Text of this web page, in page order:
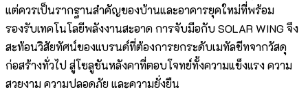
แต่ควรเป็นรากฐานสำคัญของบ้านและอาคารยุคใหม่ที่พร้อม
รองรับเทคโนโลยีพลังงานสะอาด การจับมือกับ SOLAR WING จึง
สะท้อนวิสัยทัศน์ของแบรนด์ที่ต้องการยกระดับเมทัลชีทจากวัสดุ
ก่อสร้างทั่วไป สู่โซลูชันหลังคาที่ตอบโจทย์ทั้งความแข็งแรง ความ
สวยงาม ความปลอดภัย และความยั่งยืน